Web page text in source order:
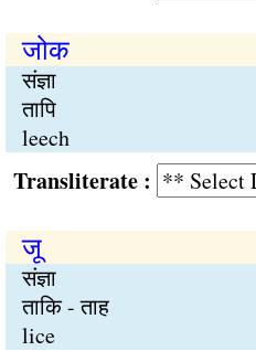
जोक
संज्ञा
तापि
leech
:
जू
संज्ञा
ताकि - ताह
lice